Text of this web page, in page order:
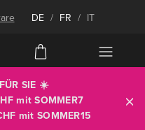
DE / FR / IT
SIE ☀️
mitSOMMER7
mit SOMMER15